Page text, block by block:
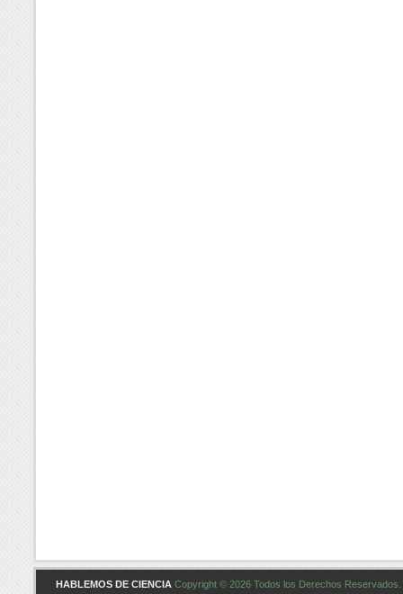
HABLEMOS DE CIENCIA Copyright © 2026 Todos los Derechos